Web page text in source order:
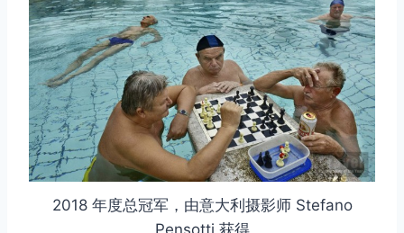
2018 年度总冠军，由意大利摄影师 Stefano